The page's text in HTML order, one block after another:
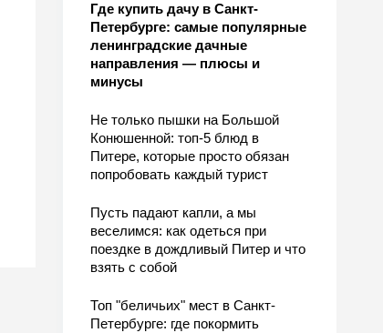
Где купить дачу в Санкт-
Петербурге: самые популярные
ленинградские дачные
направления — плюсы и
минусы
Не только пышки на Большой
Конюшенной: топ-5 блюд в
Питере, которые просто обязан
попробовать каждый турист
Пусть падают капли, а мы
веселимся: как одеться при
поездке в дождливый Питер и что
взять с собой
Топ "беличьих" мест в Санкт-
Петербурге: где покормить